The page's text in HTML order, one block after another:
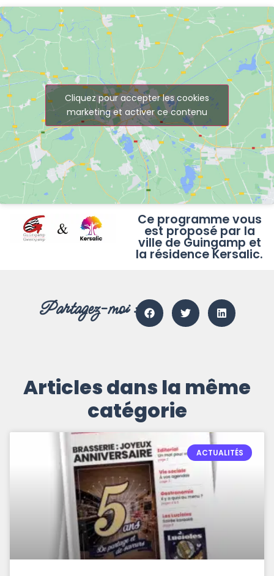
Cliquez pour accepter les cookies
marketing et activer ce contenu
Ce programme vous
est proposé par la
ville de Guingamp et
la résidence Kersalic.
Partagez-moi :
Articles dans la même
catégorie
ACTUALITÉS